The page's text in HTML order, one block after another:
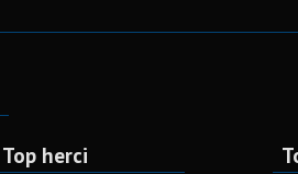
Top herci